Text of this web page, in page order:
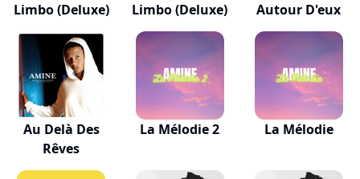
Limbo (Deluxe) Limbo (Deluxe) Autour D'eux
Au Delà Des
Rêves
La Mélodie 2 La Mélodie